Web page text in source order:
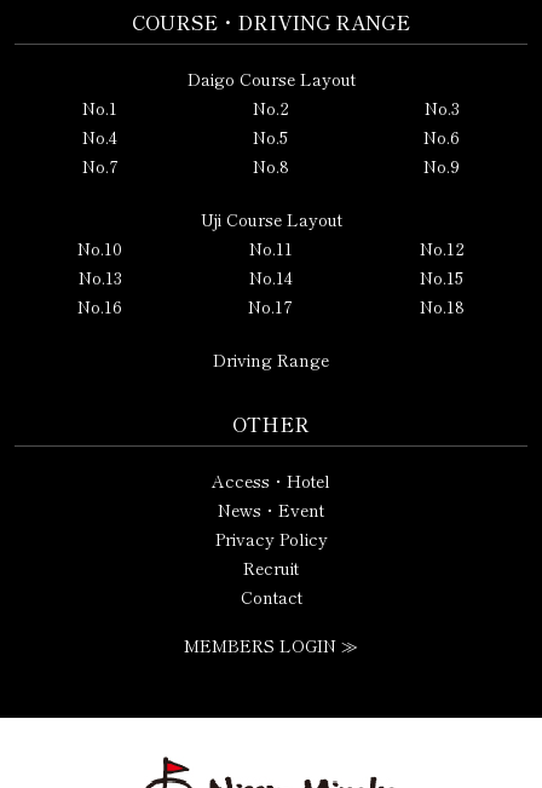
COURSE・DRIVING RANGE
Daigo Course Layout
No.1
No.2
No.3
No.4
No.5
No.6
No.7
No.8 No.9
Uji Course Layout
No.10
No.11
No.12
No.13
No.14
No.15
No.16
No.17 No.18
Driving Range
OTHER
Access・Hotel
News・Event
Privacy Policy
Recruit
Contact
MEMBERS LOGIN ≫